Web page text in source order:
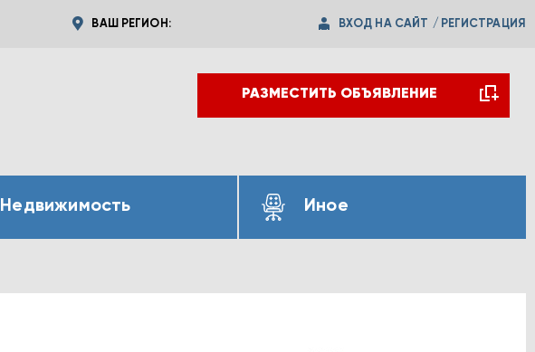
ВАШ РЕГИОН: ВХОД НА САЙТ / РЕГИСТРАЦИЯ
РАЗМЕСТИТЬ ОБЪЯВЛЕНИЕ
Недвижимость Иное